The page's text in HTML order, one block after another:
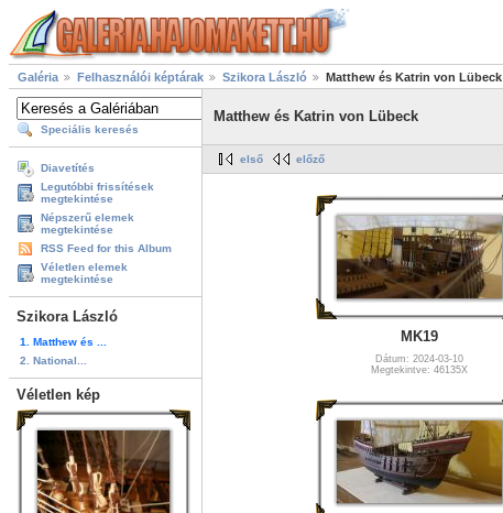
Galéria Felhasználói képtárak Szikora László Matthew és Katrin von Lübeck
Speciális keresés
Diavetítés
Legutóbbi frissítések
megtekintése
Népszerű elemek
megtekintése
RSS Feed for this Album
Véletlen elemek
megtekintése
Szikora László
1. Matthew és ...
2. National...
Véletlen kép
Matthew és Katrin von Lübeck
első előző
MK19
Dátum: 2024-03-10
Megtekintve: 46135X